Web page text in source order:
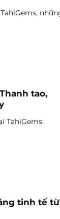
tao,
TahiGems,
tinh tế từ